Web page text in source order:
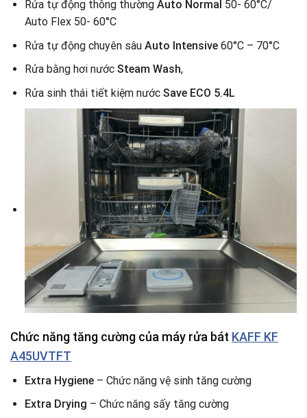
Rửa tự động thông thường Auto Normal 50- 60°C/
Auto Flex 50- 60°C
Rửa tự động chuyên sâu Auto Intensive60°C – 70°C
Rửa bằng hơi nước Steam Wash,
Rửa sinh thái tiết kiệm nước Save ECO 5.4L
Chức năng tăng cường của máy rửa bát KAFF KF
A45UVTFT
Extra Hygiene– Chức năng vệ sinh tăng cường
Extra Drying – Chức năng sấy tăng cường